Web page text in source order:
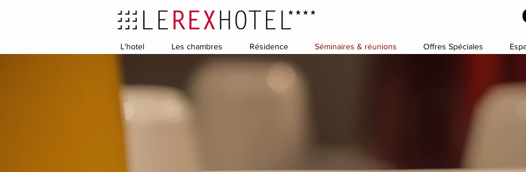
L'hotel Les chambres Résidence Séminaires & réunions Offres Spéciales